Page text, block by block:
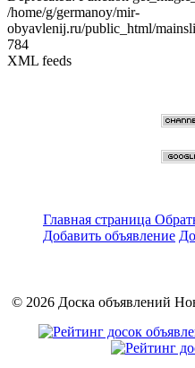
/home/g/germanoy/mir-
obyavlenij.ru/public_html/
784
XML feeds
Главная страница
Добавить объявление
© 2026 Доска объявлений